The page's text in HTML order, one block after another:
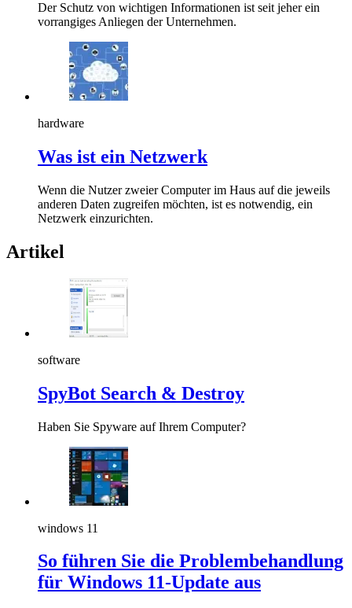
Der Schutz von wichtigen Informationen ist seit jeher ein
vorrangiges Anliegen der Unternehmen.
hardware
Was ist ein Netzwerk
Wenn die Nutzer zweier Computer im Haus auf die jeweils
anderen Daten zugreifen möchten, ist es notwendig, ein
Netzwerk einzurichten.
Artikel
software
SpyBot Search & Destroy
Haben Sie Spyware auf Ihrem Computer?
windows 11
So führen Sie die Problembehandlung
für Windows 11-Update aus